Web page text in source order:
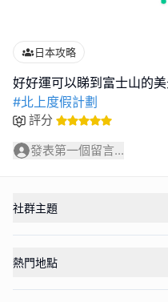
日本攻略
#北上度假計劃
評分
發表第一個留言...
社群主題
熱門地點